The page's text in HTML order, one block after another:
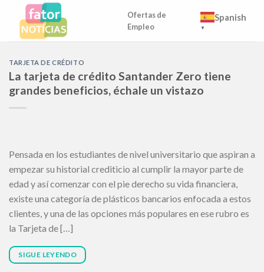
content
Ofertas de
Empleo
Spanish
▼
TARJETA DE CRÉDITO
La tarjeta de crédito Santander Zero tiene
grandes beneficios, échale un vistazo
Pensada en los estudiantes de nivel universitario que aspiran a
empezar su historial crediticio al cumplir la mayor parte de
edad y así comenzar con el pie derecho su vida financiera,
existe una categoría de plásticos bancarios enfocada a estos
clientes, y una de las opciones más populares en ese rubro es
la Tarjeta de […]
SIGUE LEYENDO